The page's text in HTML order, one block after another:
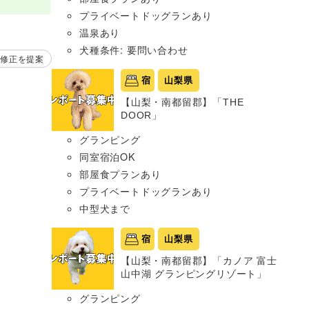
正を提案
プライベートドッグランあり
温泉あり
犬種条件: 要問い合わせ
宿 山梨県
【山梨・南都留郡】「THE
DOOR」
グランピング
同室宿泊OK
部屋食プランあり
プライベートドッグランあり
中型犬まで
宿 山梨県
【山梨・南都留郡】「カノア 富士
山中湖 グランピングリゾート」
グランピング